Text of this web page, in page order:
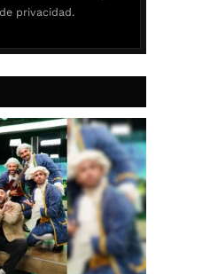
privacidad.